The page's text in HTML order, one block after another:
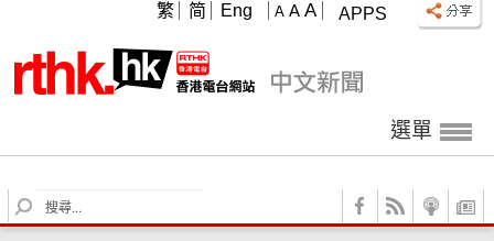
APPS
A A A
繁 简 Eng
選單
S
e